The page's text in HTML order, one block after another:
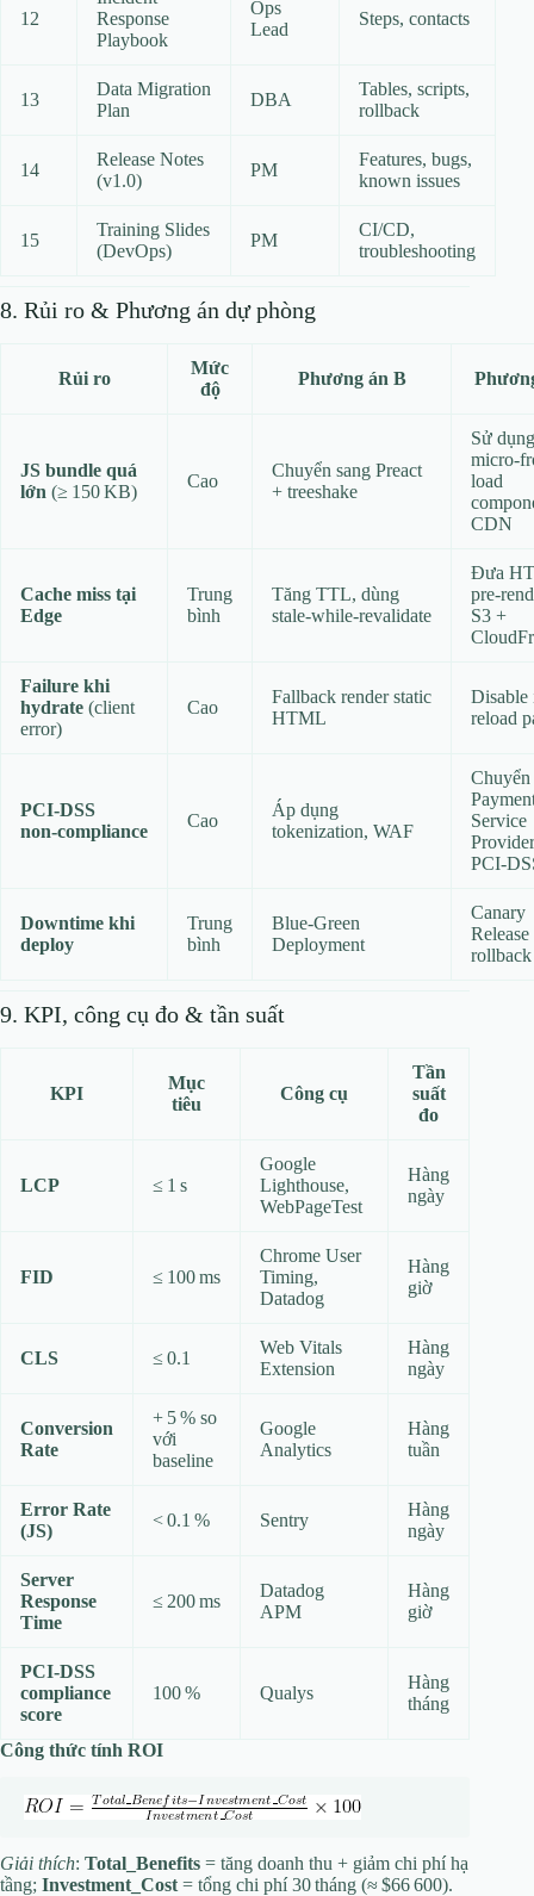
12
Response
Playbook
Ops
Lead
Steps, contacts
13
Data Migration
Plan
DBA
Tables, scripts,
rollback
14
Release Notes
(v1.0)
PM
Features, bugs,
known issues
15
Training Slides
(DevOps)
PM
CI/CD,
troubleshooting
8. Rủi ro & Phương án dự phòng
Rủi ro
Mức
độ
Phương án B
JS bundle quá
lớn (≥ 150 KB)
Cao
Chuyển sang Preact
+ treeshake
Sử dụng
load
CDN
Cache miss tại
Edge
Trung
bình
Tăng TTL, dùng
stale‑while‑revalidate
Đưa
S3 +
Failure khi
hydrate (client
error)
Cao
Fallback render static
HTML
Disable
reload
PCI‑DSS
non‑compliance
Cao
Áp dụng
tokenization, WAF
Chuyển
Service
Downtime khi
deploy
Trung
bình
Blue‑Green
Deployment
Canary
Release
9. KPI, công cụ đo & tần suất
KPI
Mục
tiêu
Công cụ
Tần
suất
đo
LCP ≤ 1 s
Google
Lighthouse,
WebPageTest
Hàng
ngày
FID ≤ 100 ms
Chrome User
Timing,
Datadog
Hàng
giờ
CLS ≤ 0.1
Web Vitals
Extension
Hàng
ngày
Conversion
Rate
+ 5 % so
với
baseline
Google
Analytics
Hàng
tuần
Error Rate
(JS)
< 0.1 % Sentry
Hàng
ngày
Server
Response
Time
≤ 200 ms
Datadog
APM
Hàng
giờ
PCI‑DSS
compliance
score
100 % Qualys
Hàng
tháng
Công thức tính ROI
Giải thích: Total_Benefits = tăng doanh thu + giảm chi phí hạ
tầng; Investment_Cost = tổng chi phí 30 tháng (≈ $66 600).